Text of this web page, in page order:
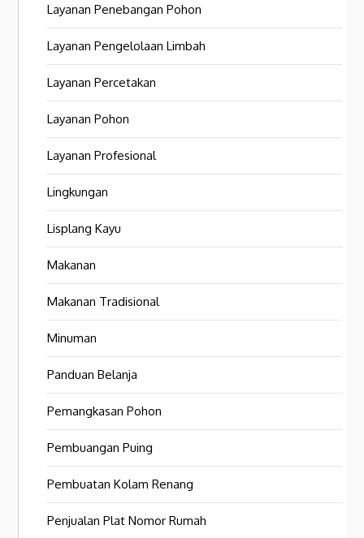
Layanan Penebangan Pohon
Layanan Pengelolaan Limbah
Layanan Percetakan
Layanan Pohon
Layanan Profesional
Lingkungan
Lisplang Kayu
Makanan
Makanan Tradisional
Minuman
Panduan Belanja
Pemangkasan Pohon
Pembuangan Puing
Pembuatan Kolam Renang
Penjualan Plat Nomor Rumah